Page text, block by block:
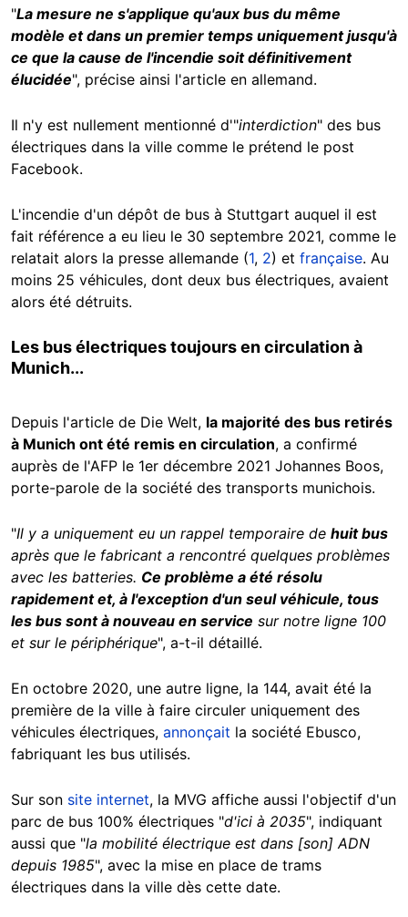
"La mesure ne s'applique qu'aux bus du même
modèle et dans un premier temps uniquement jusqu'à
ce que la cause de l'incendie soit définitivement
élucidée", précise ainsi l'article en allemand.
Il n'y est nullement mentionné d'"interdiction" des bus
électriques dans la ville comme le prétend le post
Facebook.
L'incendie d'un dépôt de bus à Stuttgart auquel il est
fait référence a eu lieu le 30 septembre 2021, comme le
relatait alors la presse allemande (1, 2) et française. Au
moins 25 véhicules, dont deux bus électriques, avaient
alors été détruits.
Les bus électriques toujours en circulation à
Munich...
Depuis l'article de Die Welt, la majorité des bus retirés
à Munich ont été remis en circulation, a confirmé
auprès de l'AFP le 1er décembre 2021 Johannes Boos,
porte-parole de la société des transports munichois.
"Il y a uniquement eu un rappel temporaire de huit bus
après que le fabricant a rencontré quelques problèmes
avec les batteries. Ce problème a été résolu
rapidement et, à l'exception d'un seul véhicule, tous
les bus sont à nouveau en service sur notre ligne 100
et sur le périphérique", a-t-il détaillé.
En octobre 2020, une autre ligne, la 144, avait été la
première de la ville à faire circuler uniquement des
véhicules électriques, annonçait la société Ebusco,
fabriquant les bus utilisés.
Sur son site internet, la MVG affiche aussi l'objectif d'un
parc de bus 100% électriques "d'ici à 2035", indiquant
aussi que "la mobilité électrique est dans [son] ADN
depuis 1985", avec la mise en place de trams
électriques dans la ville dès cette date.